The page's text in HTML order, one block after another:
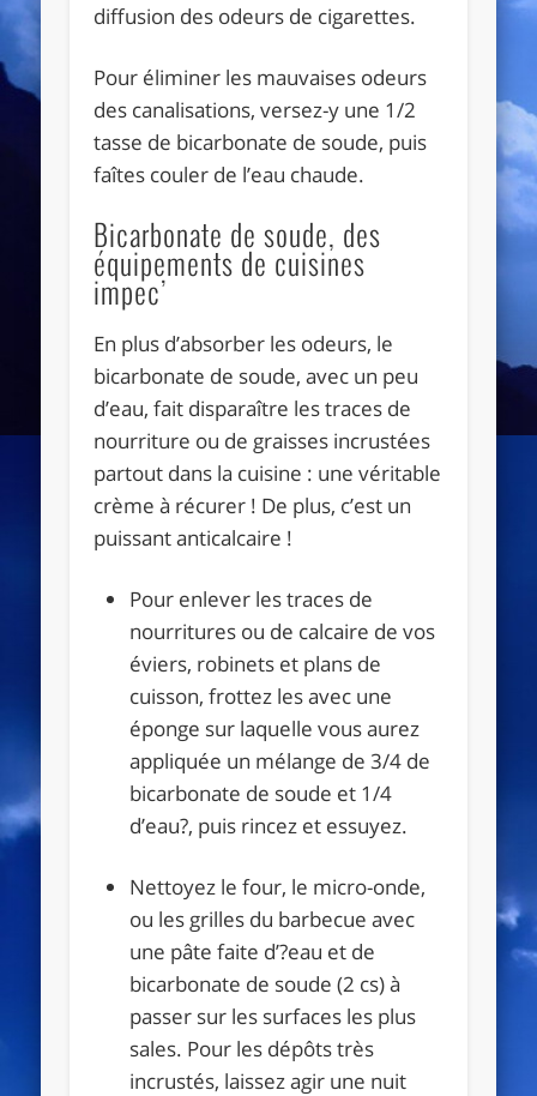
diffusion des odeurs de cigarettes.
Pour éliminer les mauvaises odeurs
des canalisations, versez-y une 1/2
tasse de bicarbonate de soude, puis
faîtes couler de l’eau chaude.
Bicarbonate de soude, des
équipements de cuisines
impec’
En plus d’absorber les odeurs, le
bicarbonate de soude, avec un peu
d’eau, fait disparaître les traces de
nourriture ou de graisses incrustées
partout dans la cuisine : une véritable
crème à récurer ! De plus, c’est un
puissant anticalcaire !
Pour enlever les traces de
nourritures ou de calcaire de vos
éviers, robinets et plans de
cuisson, frottez les avec une
éponge sur laquelle vous aurez
appliquée un mélange de 3/4 de
bicarbonate de soude et 1/4
d’eau?, puis rincez et essuyez.
Nettoyez le four, le micro-onde,
ou les grilles du barbecue avec
une pâte faite d’?eau et de
bicarbonate de soude (2 cs) à
passer sur les surfaces les plus
sales. Pour les dépôts très
incrustés, laissez agir une nuit